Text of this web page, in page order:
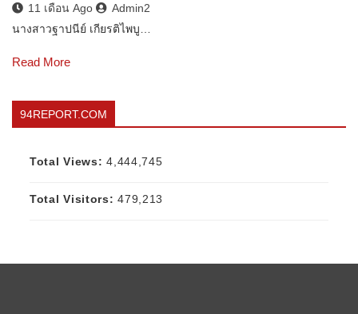
11 เดือน Ago
Admin2
นางสาวฐาปนีย์ เกียรติไพบู…
Read More
94REPORT.COM
Total Views:4,444,745
Total Visitors:479,213